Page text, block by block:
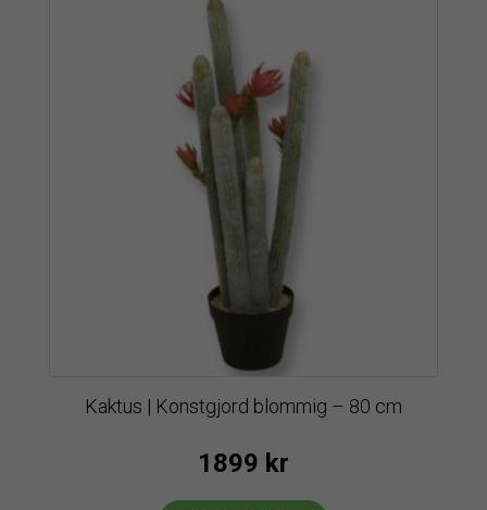
Kaktus | Konstgjord blommig – 80 cm
1899 kr